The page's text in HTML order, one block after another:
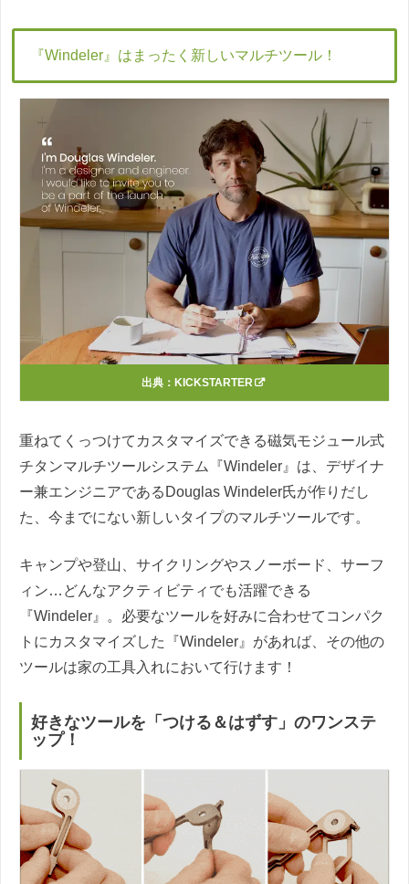
『Windeler』はまったく新しいマルチツール！
出典： KICKSTARTER
重ねてくっつけてカスタマイズできる磁気モジュール式
チタンマルチツールシステム『Windeler』は、デザイナ
ー兼エンジニアであるDouglas Windeler氏が作りだし
た、今までにない新しいタイプのマルチツールです。
キャンプや登山、サイクリングやスノーボード、サーフ
ィン…どんなアクティビティでも活躍できる
『Windeler』。必要なツールを好みに合わせてコンパク
トにカスタマイズした『Windeler』があれば、その他の
ツールは家の工具入れにおいて行けます！
好きなツールを「つける＆はずす」のワンステ
ップ！